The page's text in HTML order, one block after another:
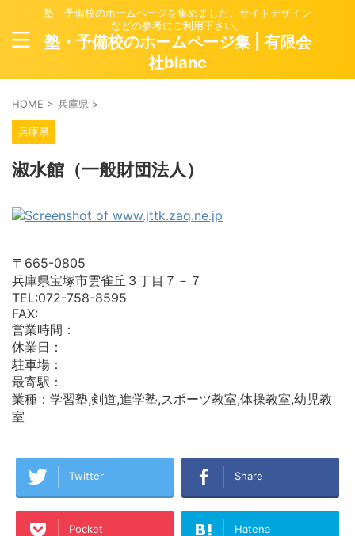
塾・予備校のホームページを集めました。サイトデザイン
などの参考にご利用下さい。
塾・予備校のホームページ集 | 有限会
社blanc
HOME > 兵庫県 >
兵庫県
淑水館（一般財団法人）
〒665-0805
兵庫県宝塚市雲雀丘３丁目７－７
TEL:072-758-8595
FAX:
営業時間：
休業日：
駐車場：
最寄駅：
業種：学習塾,剣道,進学塾,スポーツ教室,体操教室,幼児教
室
Twitter Share
Pocket Hatena